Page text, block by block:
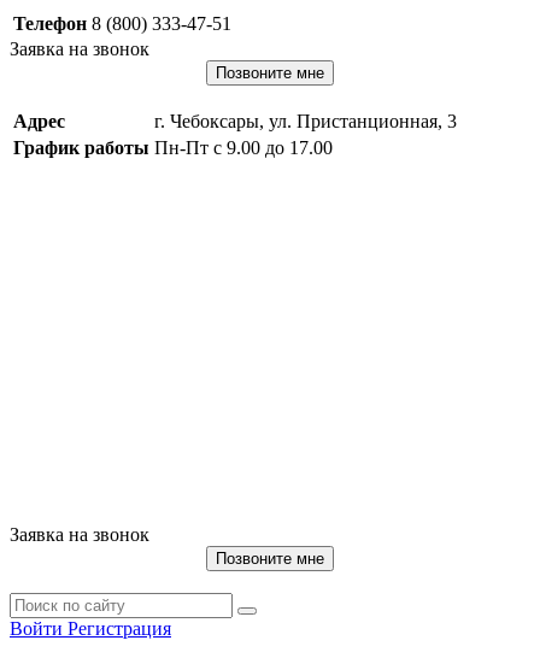
Телефон 8 (800) 333-47-51
Заявка на звонок
Позвоните мне
Адрес
г. Чебоксары, ул. Пристанционная, 3
График работы Пн-Пт с 9.00 до 17.00
Заявка на звонок
Позвоните мне
Войти Регистрация